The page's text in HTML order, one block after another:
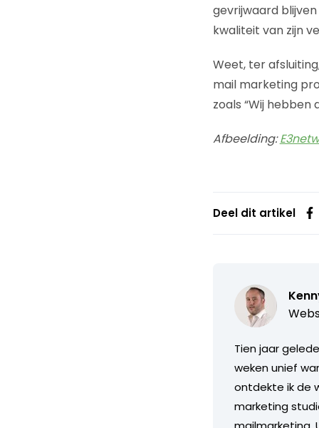
gevrijwaard
kwaliteit van zijn
Weet, ter
mail marketing
zoals “Wij
Afbeelding:
Deel dit artikel
Tien jaar
weken unief
ontdekte ik de
marketing